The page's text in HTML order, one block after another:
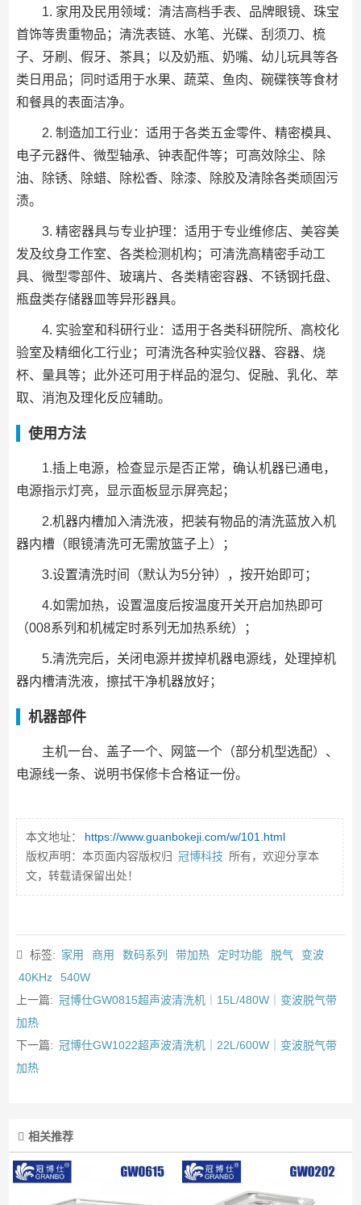
1. 家用及民用领域：清洁高档手表、品牌眼镜、珠宝
首饰等贵重物品；清洗表链、水笔、光碟、刮须刀、梳
子、牙刷、假牙、茶具；以及奶瓶、奶嘴、幼儿玩具等各
类日用品；同时适用于水果、蔬菜、鱼肉、碗碟筷等食材
和餐具的表面洁净。
2. 制造加工行业：适用于各类五金零件、精密模具、
电子元器件、微型轴承、钟表配件等；可高效除尘、除
油、除锈、除蜡、除松香、除漆、除胶及清除各类顽固污
渍。
3. 精密器具与专业护理：适用于专业维修店、美容美
发及纹身工作室、各类检测机构；可清洗高精密手动工
具、微型零部件、玻璃片、各类精密容器、不锈钢托盘、
瓶盘类存储器皿等异形器具。
4. 实验室和科研行业：适用于各类科研院所、高校化
验室及精细化工行业；可清洗各种实验仪器、容器、烧
杯、量具等；此外还可用于样品的混匀、促融、乳化、萃
取、消泡及理化反应辅助。
使用方法
1.插上电源，检查显示是否正常，确认机器已通电，
电源指示灯亮，显示面板显示屏亮起；
2.机器内槽加入清洗液，把装有物品的清洗蓝放入机
器内槽（眼镜清洗可无需放篮子上）；
3.设置清洗时间（默认为5分钟），按开始即可；
4.如需加热，设置温度后按温度开关开启加热即可
（008系列和机械定时系列无加热系统）；
5.清洗完后，关闭电源并拔掉机器电源线，处理掉机
器内槽清洗液，擦拭干净机器放好；
机器部件
主机一台、盖子一个、网篮一个（部分机型选配）、
电源线一条、说明书保修卡合格证一份。
本文地址：
https://www.guanbokeji.com/w/101.html
版权声明：本页面内容版权归 冠博科技 所有，欢迎分享本
文，转载请保留出处！
标签: 家用 商用 数码系列 带加热 定时功能 脱气
变波
40KHz
540W
上一篇: 冠博仕GW0815超声波清洗机｜15L/480W｜变波脱气带
加热
下一篇: 冠博仕GW1022超声波清洗机｜22L/600W｜变波脱气带
加热
相关推荐